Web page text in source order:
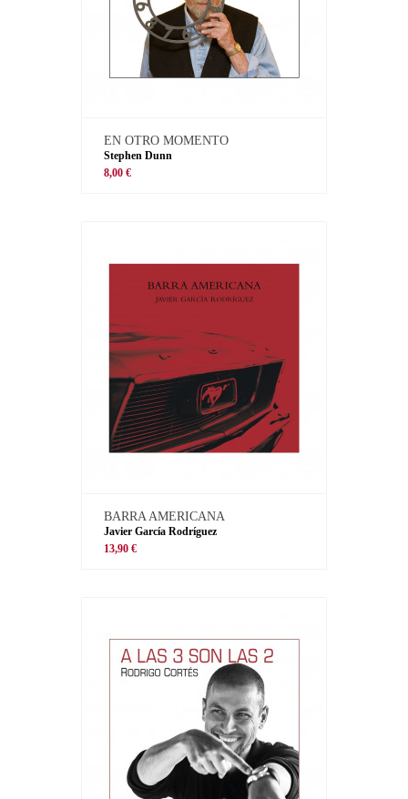
EN OTRO MOMENTO
Stephen Dunn
8,00 €
BARRA AMERICANA
Javier García Rodríguez
13,90 €